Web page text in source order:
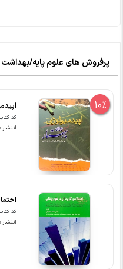
پرفروش های علوم پایه/بهداشت
10%
کد کتاب :
کد کتاب :